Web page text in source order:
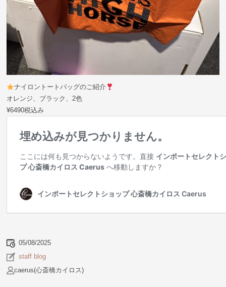
ナイロントートバッグのご紹介
オレンジ、ブラック、2色
¥6490税込み
05/08/2025
staff blog
caerus(心斎橋カイロス)